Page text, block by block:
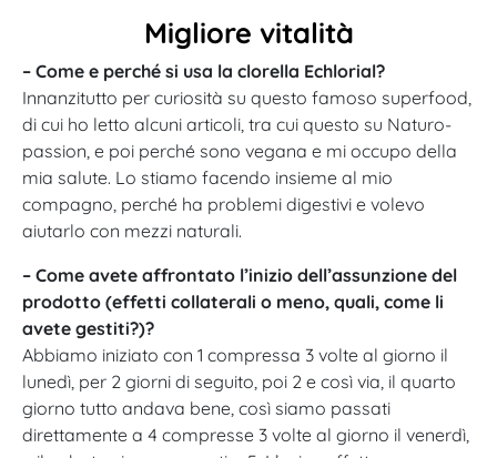
Migliore vitalità
– Come e perché si usa la clorella Echlorial?
Innanzitutto per curiosità su questo famoso superfood,
di cui ho letto alcuni articoli, tra cui questo su Naturo-
passion, e poi perché sono vegana e mi occupo della
mia salute. Lo stiamo facendo insieme al mio
compagno, perché ha problemi digestivi e volevo
aiutarlo con mezzi naturali.
– Come avete affrontato l’inizio dell’assunzione del
prodotto (effetti collaterali o meno, quali, come li
avete gestiti?)?
Abbiamo iniziato con 1 compressa 3 volte al giorno il
lunedì, per 2 giorni di seguito, poi 2 e così via, il quarto
giorno tutto andava bene, così siamo passati
direttamente a 4 compresse 3 volte al giorno il venerdì,